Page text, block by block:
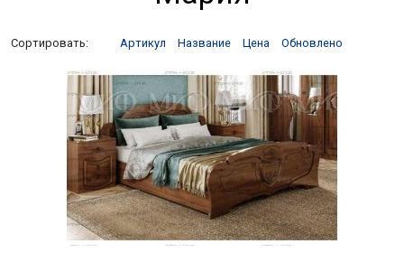
Сортировать: Артикул Название Цена Обновлено